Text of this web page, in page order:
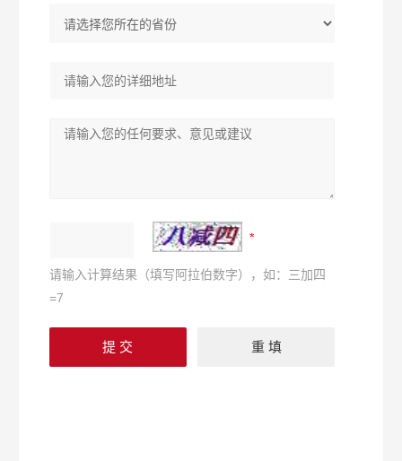
请输入计算结果（填写阿拉伯数字），如：三加四
=7